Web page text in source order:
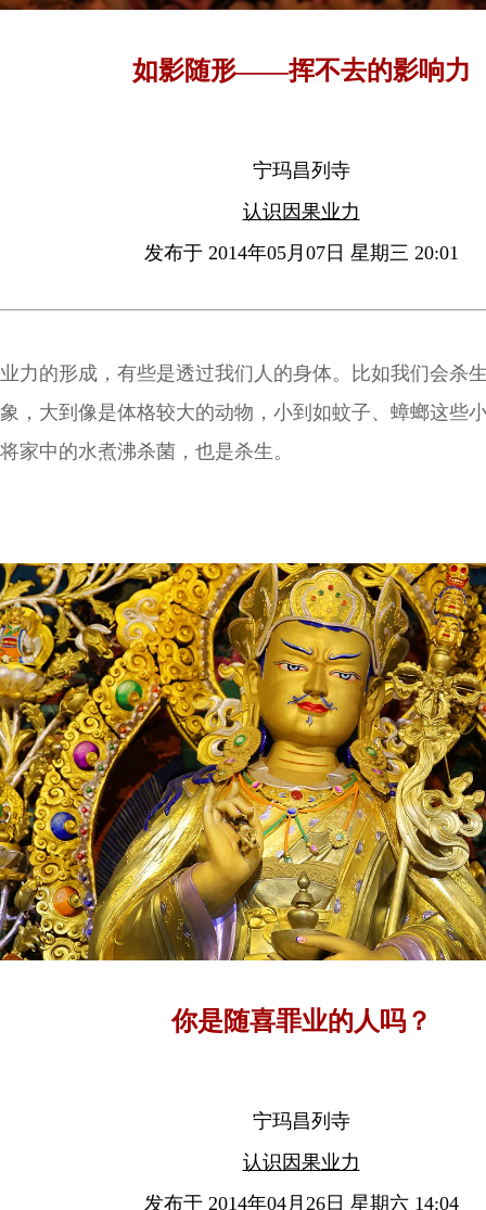
如影随形——挥不去的影响力
宁玛昌列寺
认识因果业力
发布于 2014年05月07日 星期三 20:01
业力的形成，有些是透过我们人的身体。比如我们会杀
象，大到像是体格较大的动物，小到如蚊子、蟑螂这些
将家中的水煮沸杀菌，也是杀生。
你是随喜罪业的人吗？
宁玛昌列寺
认识因果业力
发布于 2014年04月26日 星期六 14:04